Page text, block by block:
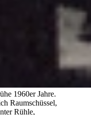
1960er Jahre.
Raumschüssel,
Rühle,